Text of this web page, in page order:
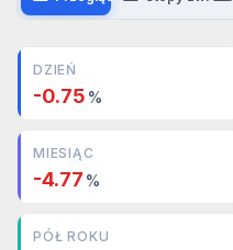
DZIEŃ
-0.75 %
MIESIĄC
-4.77 %
PÓŁ ROKU